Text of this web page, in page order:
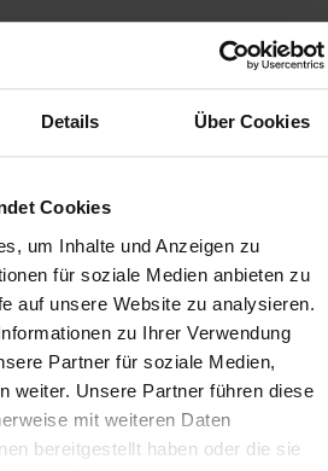
Details Über Cookies
Cookies
um Inhalte und Anzeigen zu
für soziale Medien anbieten zu
auf unsere Website zu analysieren.
zu Ihrer Verwendung
Partner für soziale Medien,
weiter. Unsere Partner führen diese
mit weiteren Daten
bereitgestellt haben oder die sie